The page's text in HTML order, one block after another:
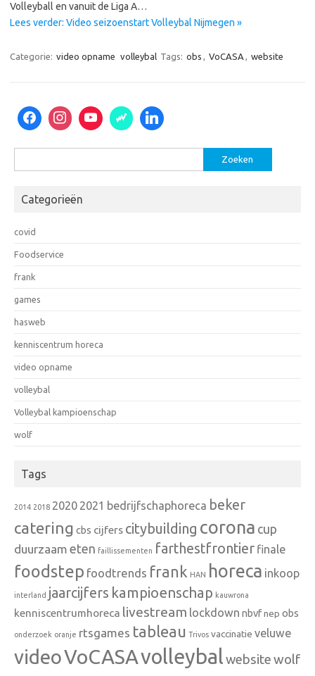
Volleyball en vanuit de Liga A…
Lees verder: Video seizoenstart Volleybal Nijmegen »
Categorie: video opname volleybal Tags: obs , VoCASA , website
naar:
Categorieën
covid
Foodservice
frank
games
hasweb
kenniscentrum horeca
video opname
volleybal
Volleybal kampioenschap
wolf
Tags
2014 2018 2020 2021 bedrijfschaphoreca beker
catering cbs cijfers citybuilding corona cup
duurzaam eten faillissementen farthestfrontier finale
foodstep foodtrends frank HAN horeca inkoop
interland jaarcijfers kampioenschap kauwrona
kenniscentrumhoreca livestream lockdown nbvfnep obs
onderzoek oranje rtsgames tableau Trivos vaccinatie veluwe
videoVoCASAvolleybalwebsitewolf